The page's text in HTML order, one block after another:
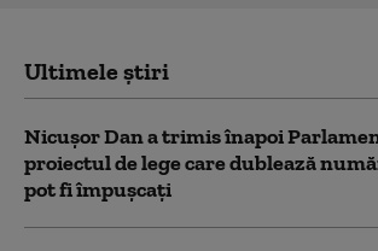
Ultimele știri
Nicușor Dan a trimis înapoi
proiectul de lege care dublează
pot fi împușcați